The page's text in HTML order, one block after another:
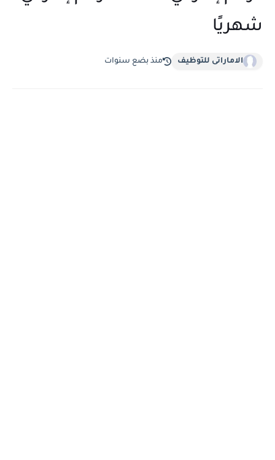
شهريًا
الاماراتى للتوظيف منذ بضع سنوات